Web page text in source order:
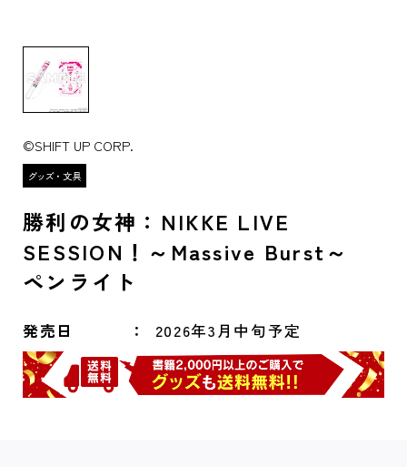
©SHIFT UP CORP.
勝利の女神：NIKKE LIVE
SESSION！～Massive Burst～
ペンライト
発売日 2026年3月中旬予定